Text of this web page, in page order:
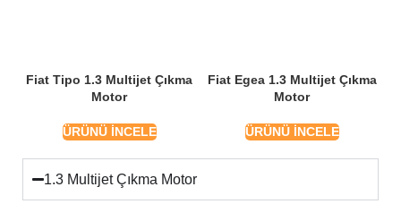
Fiat Tipo 1.3 Multijet Çıkma
Motor
ÜRÜNÜ İNCELE
Fiat Egea 1.3 Multijet Çıkma
Motor
ÜRÜNÜ İNCELE
1.3 Multijet Çıkma Motor